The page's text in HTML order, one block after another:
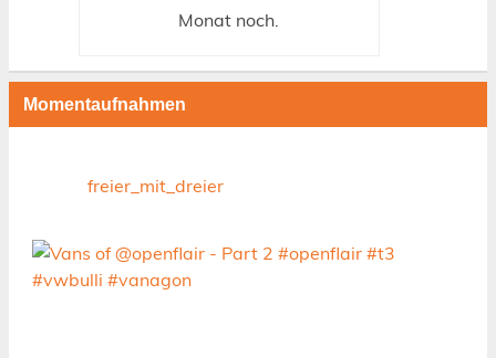
Monat noch.
Momentaufnahmen
freier_mit_dreier